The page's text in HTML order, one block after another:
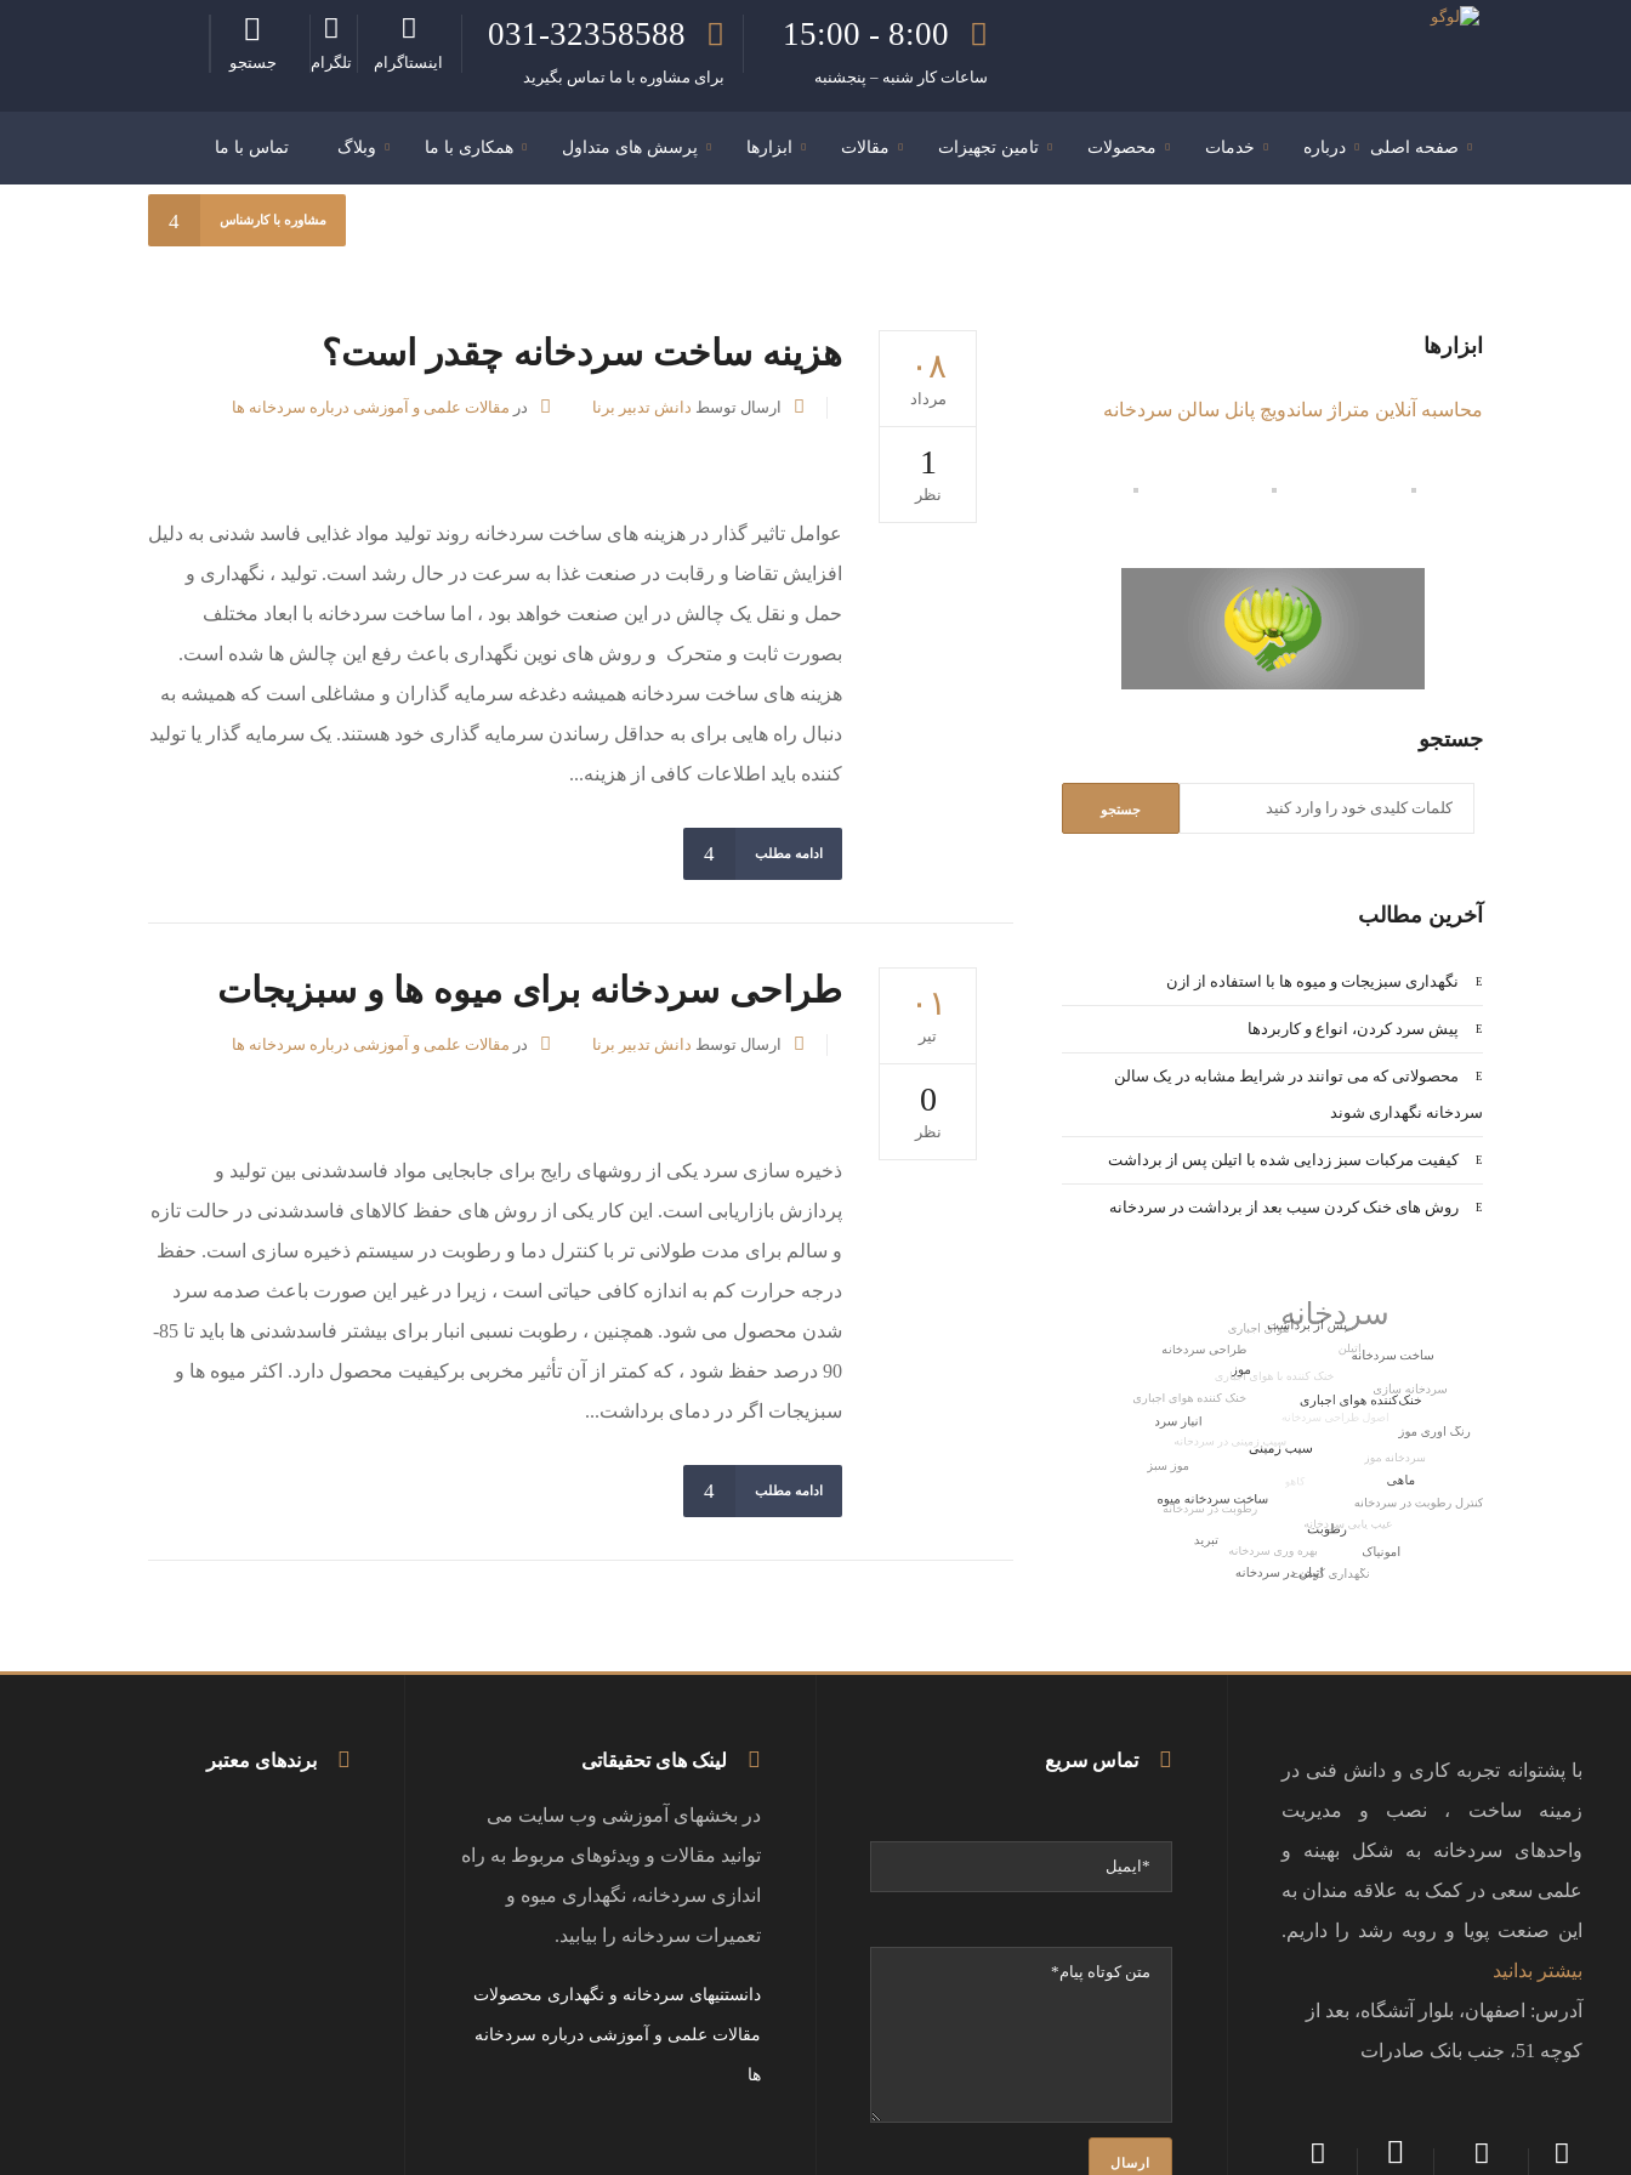
8:00 - 15:00
ساعات کار شنبه – پنجشنبه
031-32358588
برای مشاوره با ما تماس بگیرید
اینستاگرام تلگرام جستجو
صفحه اصلی درباره خدمات محصولات تامین تجهیزات مقالات ابزارها پرسش های متداول همکاری با ما وبلاگ تماس با ما
مشاوره با کارشناس
۰۸
مرداد
1
نظر
هزینه ساخت سردخانه چقدر است؟
ارسال توسط دانش تدبیر برنا در مقالات علمی و آموزشی درباره سردخانه ها
عوامل تاثیر گذار در هزینه های ساخت سردخانه روند تولید مواد غذایی فاسد شدنی به دلیل
افزایش تقاضا و رقابت در صنعت غذا به سرعت در حال رشد است. تولید ، نگهداری و
حمل و نقل یک چالش در این صنعت خواهد بود ، اما ساخت سردخانه با ابعاد مختلف
بصورت ثابت و متحرک و روش های نوین نگهداری باعث رفع این چالش ها شده است.
هزینه های ساخت سردخانه همیشه دغدغه سرمایه گذاران و مشاغلی است که همیشه به
دنبال راه هایی برای به حداقل رساندن سرمایه گذاری خود هستند. یک سرمایه گذار یا تولید
کننده باید اطلاعات کافی از هزینه...
ادامه مطلب
۰۱
تیر
0
نظر
طراحی سردخانه برای میوه ها و سبزیجات
ارسال توسط دانش تدبیر برنا در مقالات علمی و آموزشی درباره سردخانه ها
ذخیره سازی سرد یکی از روشهای رایج برای جابجایی مواد فاسدشدنی بین تولید و
پردازش بازاریابی است. این کار یکی از روش های حفظ کالاهای فاسدشدنی در حالت تازه
و سالم برای مدت طولانی تر با کنترل دما و رطوبت در سیستم ذخیره سازی است. حفظ
درجه حرارت کم به اندازه کافی حیاتی است ، زیرا در غیر این صورت باعث صدمه سرد
شدن محصول می شود. همچنین ، رطوبت نسبی انبار برای بیشتر فاسدشدنی ها باید تا 85-
90 درصد حفظ شود ، که کمتر از آن تأثیر مخربی برکیفیت محصول دارد. اکثر میوه ها و
سبزیجات اگر در دمای برداشت...
ادامه مطلب
ابزارها
محاسبه آنلاین متراژ ساندویچ پانل سالن سردخانه
جستجو
آخرین مطالب
نگهداری سبزیجات و میوه ها با استفاده از ازن
پیش سرد کردن، انواع و کاربردها
محصولاتی که می توانند در شرایط مشابه در یک سالن
سردخانه نگهداری شوند
کیفیت مرکبات سبز زدایی شده با اتیلن پس از برداشت
روش های خنک کردن سیب بعد از برداشت در سردخانه
برندهای معتبر لینک های تحقیقاتی
در بخشهای آموزشی وب سایت می
توانید مقالات و ویدئوهای مربوط به راه
اندازی سردخانه، نگهداری میوه و
تعمیرات سردخانه را بیابید.
دانستنیهای سردخانه و نگهداری محصولات
مقالات علمی و آموزشی درباره سردخانه
ها
تماس سریع
با پشتوانه تجربه کاری و دانش فنی در
زمینه ساخت ، نصب و مدیریت
واحدهای سردخانه به شکل بهینه و
علمی سعی در کمک به علاقه مندان به
این صنعت پویا و روبه رشد را داریم.
بیشتر بدانید
آدرس: اصفهان، بلوار آتشگاه، بعد از
کوچه 51، جنب بانک صادرات